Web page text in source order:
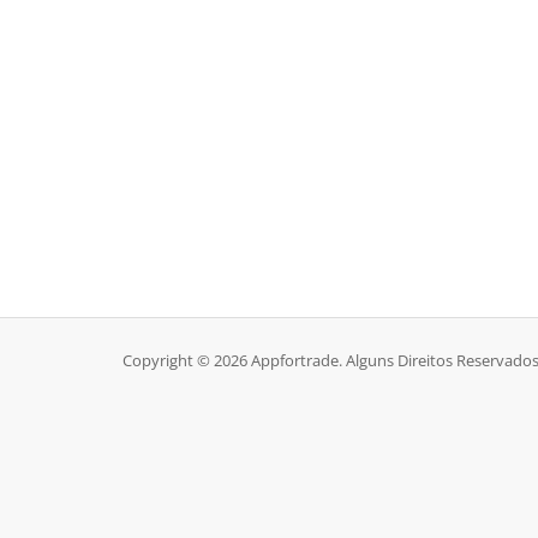
Copyright © 2026 Appfortrade. Alguns Direitos